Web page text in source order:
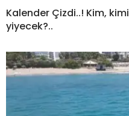
Kalender Çizdi..! Kim, kimi
yiyecek?..